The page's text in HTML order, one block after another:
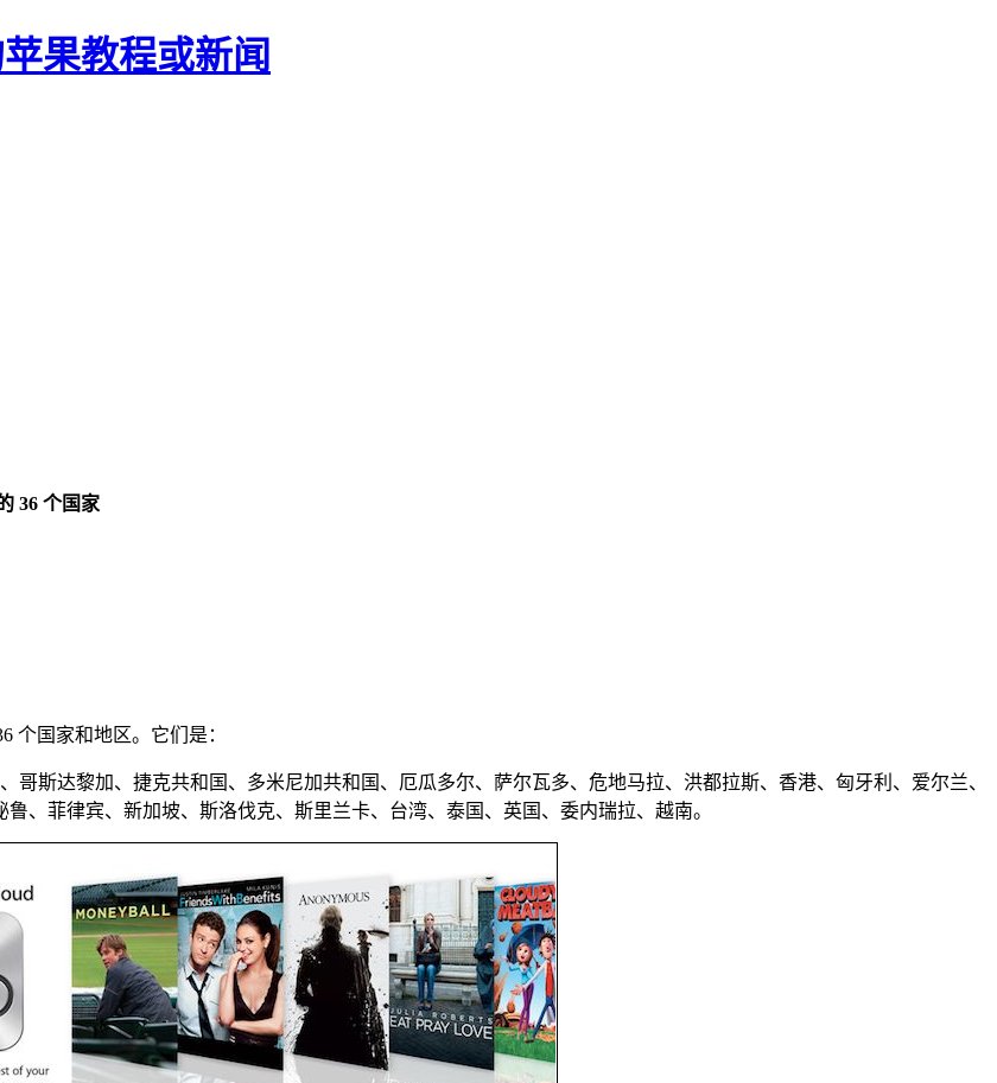
果教程或新闻
36 个国家
个国家和地区。它们是：
斯达黎加、捷克共和国、多米尼加共和国、厄瓜多尔、萨尔瓦多、危地马拉、洪都拉斯、香港、匈牙利、爱尔兰、
、菲律宾、新加坡、斯洛伐克、斯里兰卡、台湾、泰国、英国、委内瑞拉、越南。